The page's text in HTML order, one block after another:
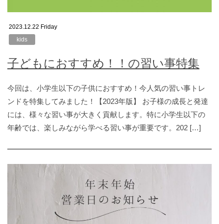
2023.12.22 Friday
kids
子どもにおすすめ！！の習い事特集
今回は、小学生以下の子供におすすめ！今人気の習い事トレ
ンドを特集してみました！【2023年版】 お子様の成長と発達
には、様々な習い事が大きく貢献します。特に小学生以下の
年齢では、楽しみながら学べる習い事が重要です。202 […]